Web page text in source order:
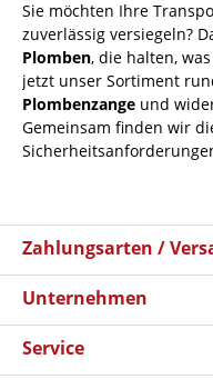
Sie möchten Ihre
zuverlässig versiegeln?
Plomben, die halten,
jetzt unser Sortiment
Plombenzange und
Gemeinsam finden wir
Zahlungsarten /
Unternehmen
Service